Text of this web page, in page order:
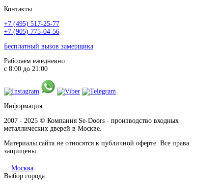
Контакты
+7 (495) 517-25-77
+7 (905) 775-04-56
Бесплатный вызов замерщика
Работаем ежедневно
с 8:00 до 21:00
Информация
2007 - 2025 © Компания Se-Doors - производство входных
металлических дверей в Москве.
Материалы сайта не относятся к публичной оферте. Все права
защищены.
Москва
Выбор города